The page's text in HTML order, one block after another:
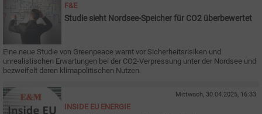
F&E
Studie sieht Nordsee-Speicher für CO2 überbewertet
Eine neue Studie von Greenpeace warnt vor Sicherheitsrisiken und
unrealistischen Erwartungen bei der CO2-Verpressung unter der Nordsee und
bezweifelt deren klimapolitischen Nutzen.
Mittwoch, 30.04.2025, 16:33
INSIDE EU ENERGIE